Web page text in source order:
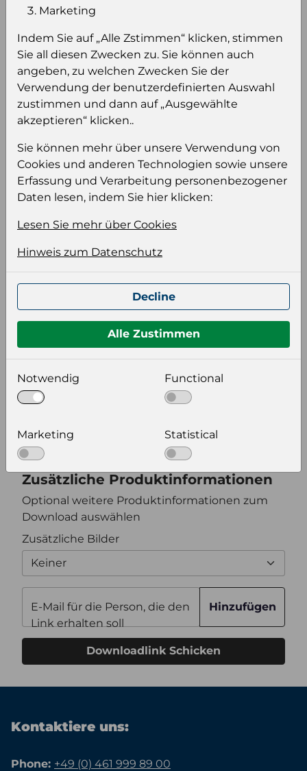
Einloggen um den Preis zu
sehen
Sie müssen eingeloggt sein, um Preise zu
sehen und/oder dieses Produkt zu kaufen.
Einloggen Anmeldung für B2B Konto
Produktinformation
Wählen Sie eine Sprache und ein Format für
Sprache
Keiner
Bildeinstellungen
wählen Sie eine Auflösung für Ihr Bild aus
Zusätzliche Produktinformationen
Optional weitere Produktinformationen zum
Download auswählen
Zusätzliche Bilder
Keiner
E-Mail für die Person, die den
Link erhalten soll
Hinzufügen
Downloadlink Schicken
Kontaktiere uns:
Phone: +49 (0) 461 999 89 00
Marketing
Indem Sie auf „Alle Zstimmen“ klicken, stimmen
Sie all diesen Zwecken zu. Sie können auch
angeben, zu welchen Zwecken Sie der
Verwendung der benutzerdefinierten Auswahl
zustimmen und dann auf „Ausgewählte
akzeptieren“ klicken..
Sie können mehr über unsere Verwendung von
Cookies und anderen Technologien sowie unsere
Erfassung und Verarbeitung personenbezogener
Daten lesen, indem Sie hier klicken:
Lesen Sie mehr über Cookies
Hinweis zum Datenschutz
Decline
Alle Zustimmen
Notwendig Functional
Marketing Statistical